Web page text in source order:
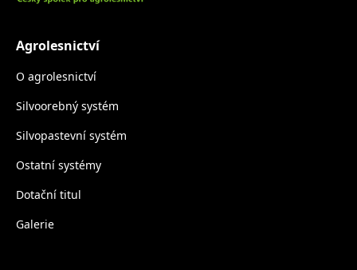
Agrolesnictví
O agrolesnictví
Silvoorebný systém
Silvopastevní systém
Ostatní systémy
Dotační titul
Galerie